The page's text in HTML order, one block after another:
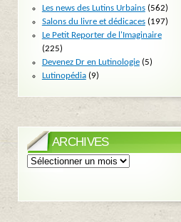
Les news des Lutins Urbains(562)
Salons du livre et dédicaces(197)
Le Petit Reporter de l'Imaginaire
(225)
Devenez Dr en Lutinologie(5)
Lutinopédia(9)
ARCHIVES
Archives